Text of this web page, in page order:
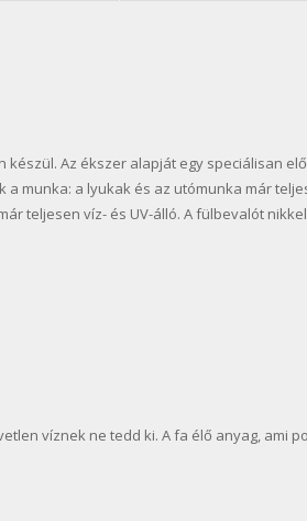
Az ékszer alapját egy speciálisan
munka: a lyukak és az utómunka már
teljesen víz- és UV-álló. A fülbevalót
víznek ne tedd ki. A fa élő anyag, ami